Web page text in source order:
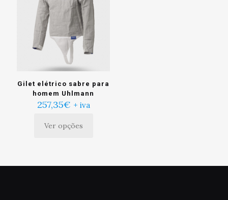
Gilet elétrico sabre para
homem Uhlmann
257,35€ + iva
Ver opções
Este
variantes.